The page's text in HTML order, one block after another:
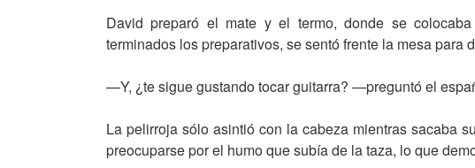
David preparó el mate y el termo, donde se
terminados los preparativos, se sentó frente la mesa para
—Y, ¿te sigue gustando tocar guitarra? —preguntó el
La pelirroja sólo asintió con la cabeza mientras sacaba
preocuparse por el humo que subía de la taza, lo que